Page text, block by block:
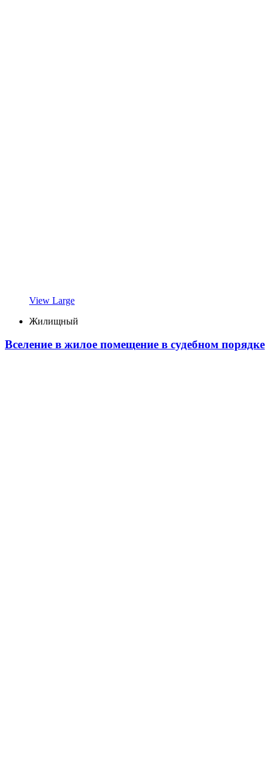
View Large
Жилищный
Вселение в жилое помещение в судебном порядке